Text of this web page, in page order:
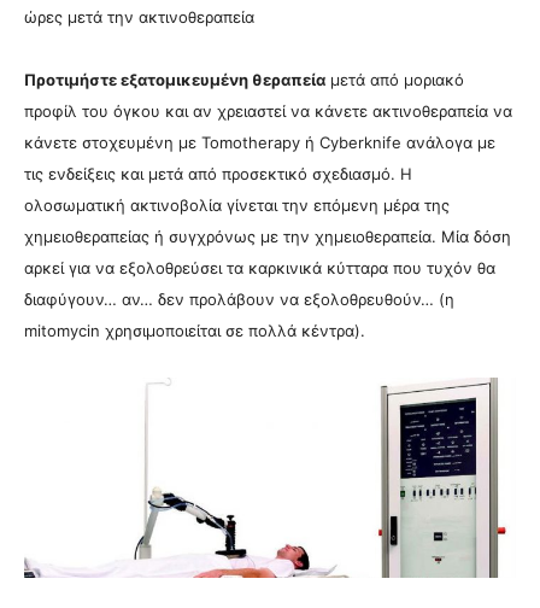
ώρες μετά την ακτινοθεραπεία
Προτιμήστε εξατομικευμένη θεραπεία μετά από μοριακό
προφίλ του όγκου και αν χρειαστεί να κάνετε ακτινοθεραπεία να
κάνετε στοχευμένη με Tomotherapy ή Cyberknife ανάλογα με
τις ενδείξεις και μετά από προσεκτικό σχεδιασμό. Η
ολοσωματική ακτινοβολία γίνεται την επόμενη μέρα της
χημειοθεραπείας ή συγχρόνως με την χημειοθεραπεία. Μία δόση
αρκεί για να εξολοθρεύσει τα καρκινικά κύτταρα που τυχόν θα
διαφύγουν… αν… δεν προλάβουν να εξολοθρευθούν… (η
mitomycin χρησιμοποιείται σε πολλά κέντρα).